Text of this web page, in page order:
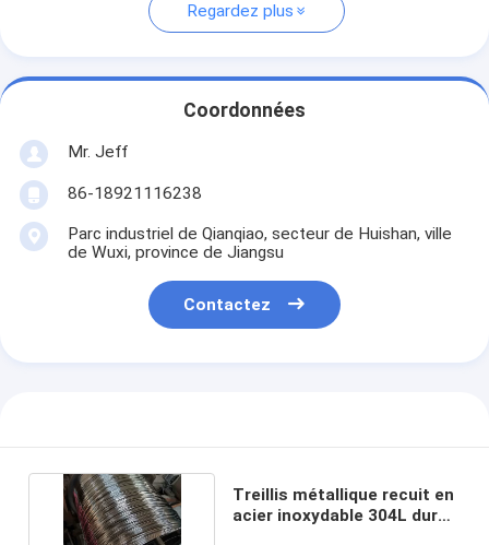
Regardez plus
Coordonnées
Mr. Jeff
86-18921116238
Parc industriel de Qianqiao, secteur de Huishan, ville
de Wuxi, province de Jiangsu
Contactez
Treillis métallique recuit en
acier inoxydable 304L dur